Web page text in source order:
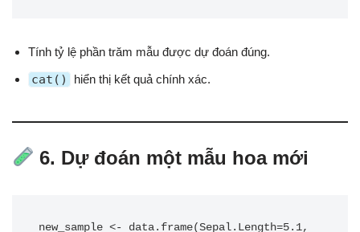
Tính tỷ lệ phần trăm mẫu được dự đoán đúng.
cat() hiển thị kết quả chính xác.
6. Dự đoán một mẫu hoa mới
new_sample <- data.frame(Sepal.Length=5.1,